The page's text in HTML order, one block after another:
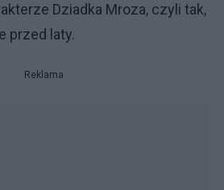
Dziadka Mroza, czyli tak,
przed laty.
Reklama